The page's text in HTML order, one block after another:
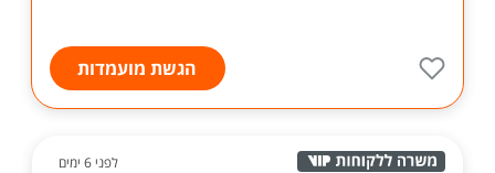
הגשת מועמדות
לפני 6 ימים